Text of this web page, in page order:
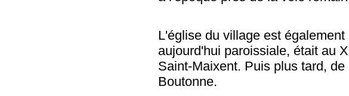
L'église du village est
aujourd'hui paroissiale, était au
Saint-Maixent. Puis plus tard,
Boutonne.